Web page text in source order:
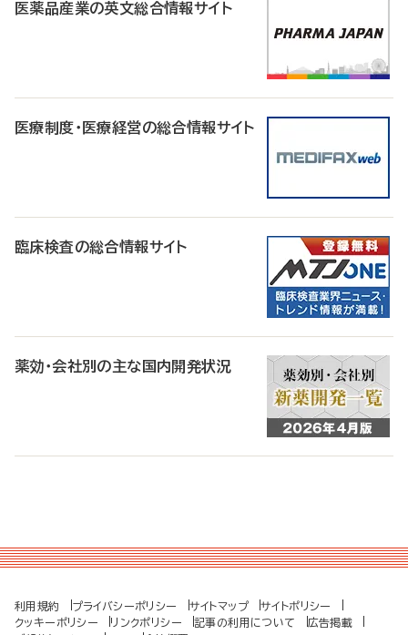
医薬品産業の英文総合情報サイト
医療制度・医療経営の総合情報サイト
臨床検査の総合情報サイト
薬効・会社別の主な国内開発状況
利用規約 プライバシーポリシー サイトマップ
サイトポリシー
クッキーポリシー
リンクポリシー 記事の利用について
広告掲載